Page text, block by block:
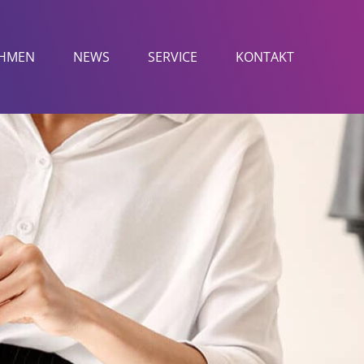
NEWS SERVICE KONTAKT